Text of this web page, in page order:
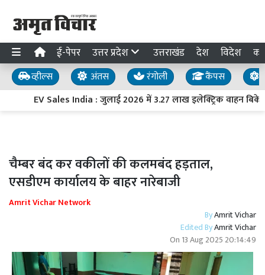
ई-पेपर उत्तर प्रदेश उत्तराखंड देश विदेश
व्हील्स अंतस रंगोली कैंपस
EV Sales India : जुलाई 2026 में 3.27 लाख इलेक्ट्रिक वाहन बिके,
चैम्बर बंद कर वकीलों की कलमबंद हड़ताल,
एसडीएम कार्यालय के बाहर नारेबाजी
Amrit Vichar Network
ByAmrit Vichar
Edited ByAmrit Vichar
On 13 Aug 2025 20:14:49